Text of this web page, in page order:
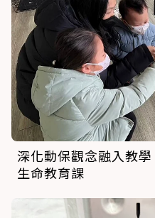
深化動保觀念融入教學
生命教育課